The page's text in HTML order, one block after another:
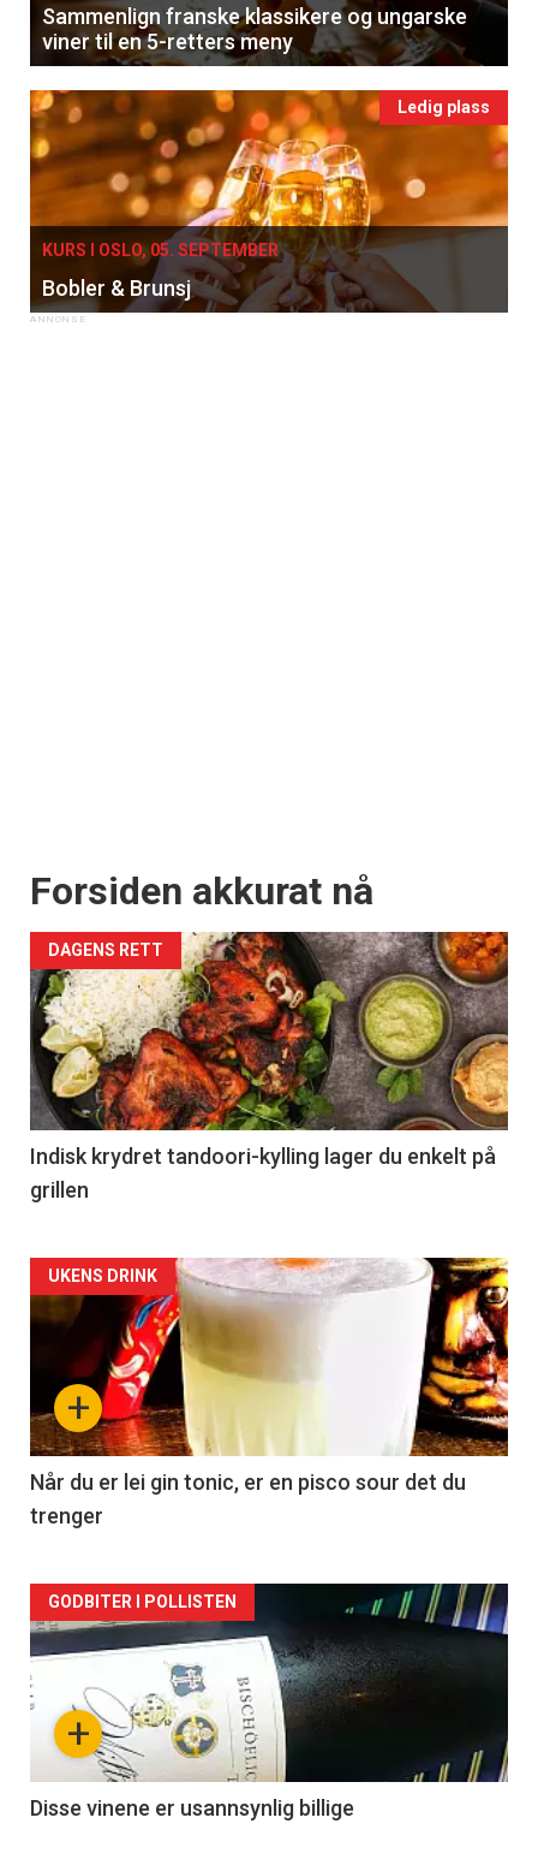
Sammenlign franske klassikere og ungarske
viner til en 5-retters meny
Ledig plass
KURS I OSLO, 05. SEPTEMBER
Bobler & Brunsj
Forsiden akkurat nå
DAGENS RETT
Indisk krydret tandoori-kylling lager du enkelt på
grillen
Forsiden
akkurat
nå
-
2
+
UKENS DRINK
Når du er lei gin tonic, er en pisco sour det du
trenger
Forsiden
akkurat
nå
3
+
GODBITER I POLLISTEN
Disse vinene er usannsynlig billige